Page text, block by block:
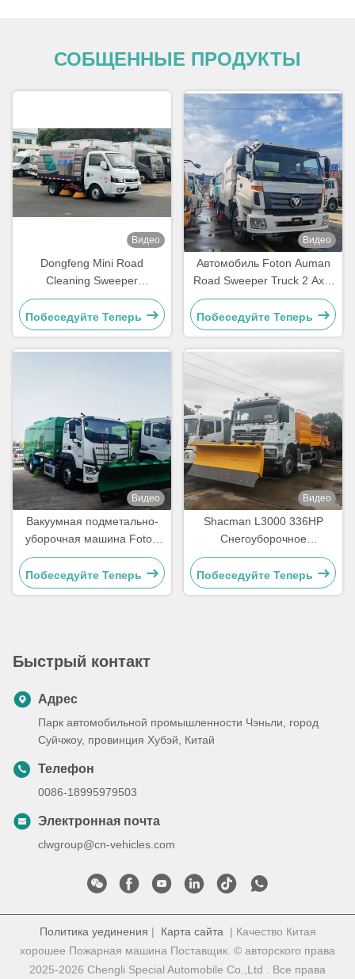
СОБЩЕННЫЕ ПРОДУКТЫ
Видео
Dongfeng Mini Road
Cleaning Sweeper
Протиратель пыли,
всасывающий воду и
распыляющий грузовик
Побеседуйте Теперь
Видео
Автомобиль Foton Auman
Road Sweeper Truck 2 Axle
Vacuum Street Sweeper
Truck (Двигатель с
вакуумным приводом на
улице)
Побеседуйте Теперь
Видео
Вакуумная подметально-
уборочная машина Foton
Aumark с оборудованием
для уборки снега
Побеседуйте Теперь
Видео
Shacman L3000 336HP
Снегоуборочное
оборудование Лопата
Автомобиль Снегоуборщик
Грузовик
Побеседуйте Теперь
Быстрый контакт
Адрес
Парк автомобильной промышленности Чэньли, город
Суйчжоу, провинция Хубэй, Китай
Телефон
0086-18995979503
Электронная почта
clwgroup@cn-vehicles.com
Политика уединения | Карта сайта| Качество Китая
хорошее Пожарная машина Поставщик. © авторского права
2025-2026 Chengli Special Automobile Co.,Ltd . Все права